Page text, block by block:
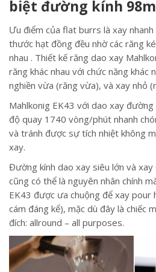
biệt đường kính
Ưu điểm của flat burrs là xay
thước hạt đồng đều nhờ các răng
nhau . Thiết kế răng dao xay
răng khác nhau với chức năng khác
nghiền vừa (răng vừa), và xay nhỏ
Mahlkonig EK43 với dao xay
độ quay 1740 vòng/phút nhanh
và tránh được sự tích nhiệt không
xay.
Đường kính dao xay siêu lớn và
cũng có thể là nguyên nhân chính
EK43 được ưa chuộng để xay pour
cám đáng kể), mặc dù đây là chiếc
đích: allround – all purposes.